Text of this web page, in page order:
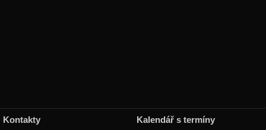
Kontakty Kalendář s termíny